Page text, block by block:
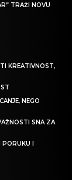
TRAŽI NOVU
KREATIVNOST,
NEGO
SNA ZA
PORUKU I